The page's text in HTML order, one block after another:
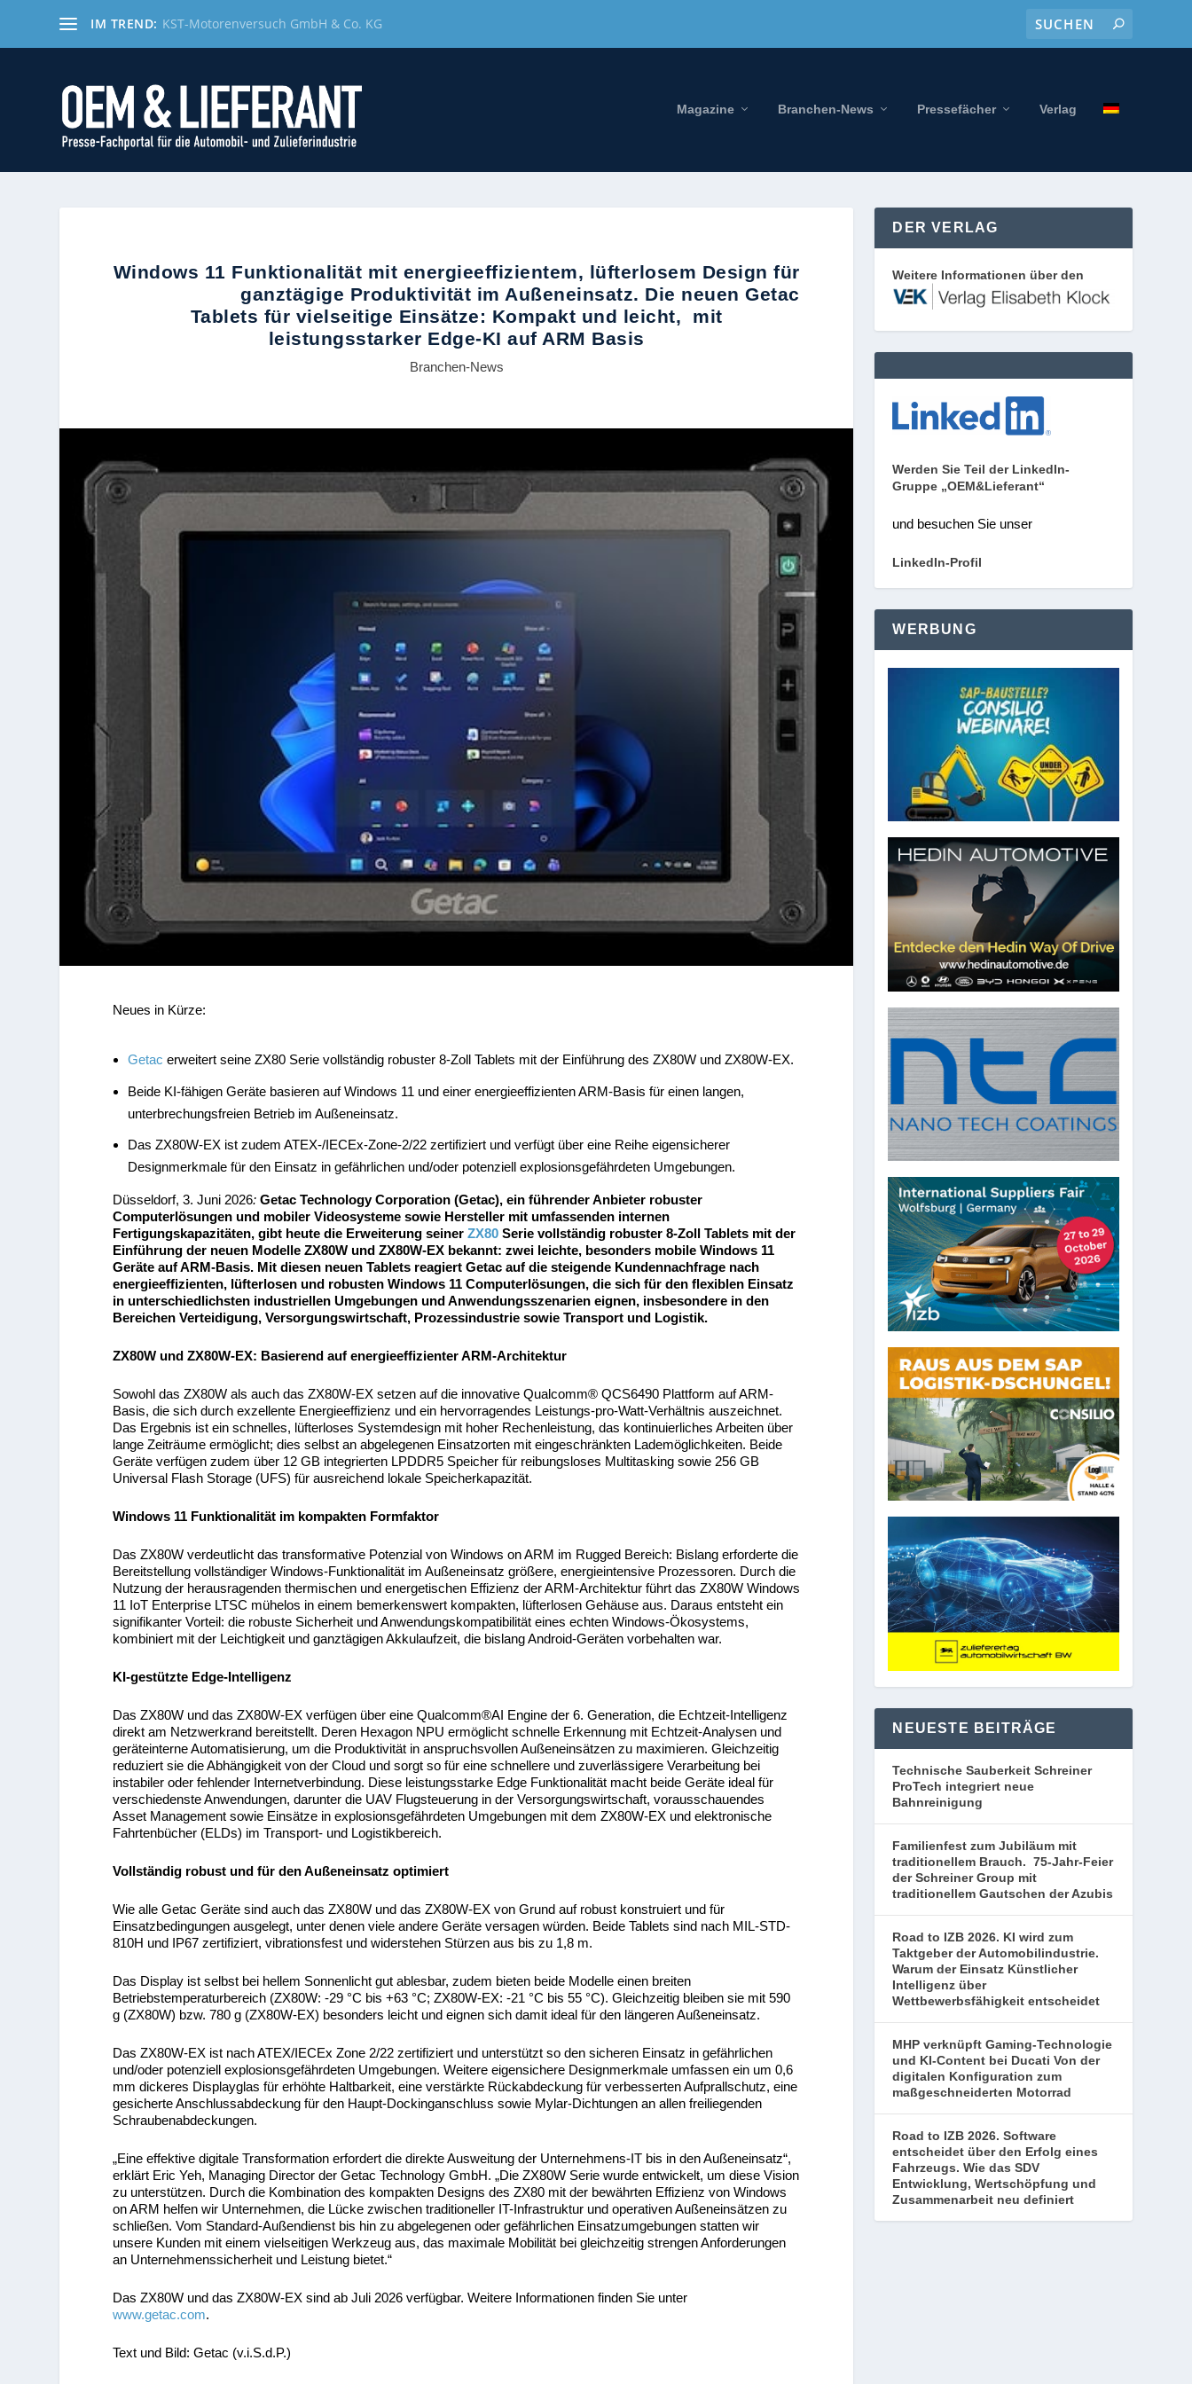
IM TREND: KST-Motorenversuch GmbH & Co. KG
Magazine Branchen-News Pressefächer Verlag
Windows 11 Funktionalität mit energieeffizientem, lüfterlosem Design für
ganztägige Produktivität im Außeneinsatz. Die neuen Getac
Tablets für vielseitige Einsätze: Kompakt und leicht, mit
leistungsstarker Edge-KI auf ARM Basis
Branchen-News
Neues in Kürze:
Getac erweitert seine ZX80 Serie vollständig robuster 8-Zoll Tablets mit der Einführung des ZX80W und ZX80W-EX.
Beide KI-fähigen Geräte basieren auf Windows 11 und einer energieeffizienten ARM-Basis für einen langen,
unterbrechungsfreien Betrieb im Außeneinsatz.
Das ZX80W-EX ist zudem ATEX-/IECEx-Zone-2/22 zertifiziert und verfügt über eine Reihe eigensicherer
Designmerkmale für den Einsatz in gefährlichen und/oder potenziell explosionsgefährdeten Umgebungen.
Düsseldorf, 3. Juni 2026:Getac Technology Corporation (Getac), ein führender Anbieter robuster
Computerlösungen und mobiler Videosysteme sowie Hersteller mit umfassenden internen
Fertigungskapazitäten, gibt heute die Erweiterung seinerZX80 Serie vollständig robuster 8-Zoll Tablets mit der
Einführung der neuen Modelle ZX80W und ZX80W-EX bekannt: zwei leichte, besonders mobile Windows 11
Geräte auf ARM-Basis. Mit diesen neuen Tablets reagiert Getac auf die steigende Kundennachfrage nach
energieeffizienten, lüfterlosen und robusten Windows 11 Computerlösungen, die sich für den flexiblen Einsatz
in unterschiedlichsten industriellen Umgebungen und Anwendungsszenarien eignen, insbesondere in den
Bereichen Verteidigung, Versorgungswirtschaft, Prozessindustrie sowie Transport und Logistik.
ZX80W und ZX80W-EX: Basierend auf energieeffizienter ARM-Architektur
Sowohl das ZX80W als auch das ZX80W-EX setzen auf die innovative Qualcomm® QCS6490 Plattform auf ARM-
Basis, die sich durch exzellente Energieeffizienz und ein hervorragendes Leistungs-pro-Watt-Verhältnis auszeichnet.
Das Ergebnis ist ein schnelles, lüfterloses Systemdesign mit hoher Rechenleistung, das kontinuierliches Arbeiten über
lange Zeiträume ermöglicht; dies selbst an abgelegenen Einsatzorten mit eingeschränkten Lademöglichkeiten. Beide
Geräte verfügen zudem über 12 GB integrierten LPDDR5 Speicher für reibungsloses Multitasking sowie 256 GB
Universal Flash Storage (UFS) für ausreichend lokale Speicherkapazität.
Windows 11 Funktionalität im kompakten Formfaktor
Das ZX80W verdeutlicht das transformative Potenzial von Windows on ARM im Rugged Bereich: Bislang erforderte die
Bereitstellung vollständiger Windows-Funktionalität im Außeneinsatz größere, energieintensive Prozessoren. Durch die
Nutzung der herausragenden thermischen und energetischen Effizienz der ARM-Architektur führt das ZX80W Windows
11 IoT Enterprise LTSC mühelos in einem bemerkenswert kompakten, lüfterlosen Gehäuse aus. Daraus entsteht ein
signifikanter Vorteil: die robuste Sicherheit und Anwendungskompatibilität eines echten Windows-Ökosystems,
kombiniert mit der Leichtigkeit und ganztägigen Akkulaufzeit, die bislang Android-Geräten vorbehalten war.
KI-gestützte Edge-Intelligenz
Das ZX80W und das ZX80W-EX verfügen über eine Qualcomm®AI Engine der 6. Generation, die Echtzeit-Intelligenz
direkt am Netzwerkrand bereitstellt. Deren Hexagon NPU ermöglicht schnelle Erkennung mit Echtzeit-Analysen und
geräteinterne Automatisierung, um die Produktivität in anspruchsvollen Außeneinsätzen zu maximieren. Gleichzeitig
reduziert sie die Abhängigkeit von der Cloud und sorgt so für eine schnellere und zuverlässigere Verarbeitung bei
instabiler oder fehlender Internetverbindung. Diese leistungsstarke Edge Funktionalität macht beide Geräte ideal für
verschiedenste Anwendungen, darunter die UAV Flugsteuerung in der Versorgungswirtschaft, vorausschauendes
Asset Management sowie Einsätze in explosionsgefährdeten Umgebungen mit dem ZX80W-EX und elektronische
Fahrtenbücher (ELDs) im Transport- und Logistikbereich.
Vollständig robust und für den Außeneinsatz optimiert
Wie alle Getac Geräte sind auch das ZX80W und das ZX80W-EX von Grund auf robust konstruiert und für
Einsatzbedingungen ausgelegt, unter denen viele andere Geräte versagen würden. Beide Tablets sind nach MIL-STD-
810H und IP67 zertifiziert, vibrationsfest und widerstehen Stürzen aus bis zu 1,8 m.
Das Display ist selbst bei hellem Sonnenlicht gut ablesbar, zudem bieten beide Modelle einen breiten
Betriebstemperaturbereich (ZX80W: -29 °C bis +63 °C; ZX80W-EX: -21 °C bis 55 °C). Gleichzeitig bleiben sie mit 590
g (ZX80W) bzw. 780 g (ZX80W-EX) besonders leicht und eignen sich damit ideal für den längeren Außeneinsatz.
Das ZX80W-EX ist nach ATEX/IECEx Zone 2/22 zertifiziert und unterstützt so den sicheren Einsatz in gefährlichen
und/oder potenziell explosionsgefährdeten Umgebungen. Weitere eigensichere Designmerkmale umfassen ein um 0,6
mm dickeres Displayglas für erhöhte Haltbarkeit, eine verstärkte Rückabdeckung für verbesserten Aufprallschutz, eine
gesicherte Anschlussabdeckung für den Haupt-Dockinganschluss sowie Mylar-Dichtungen an allen freiliegenden
Schraubenabdeckungen.
„Eine effektive digitale Transformation erfordert die direkte Ausweitung der Unternehmens-IT bis in den Außeneinsatz“,
erklärt Eric Yeh, Managing Director der Getac Technology GmbH. „Die ZX80W Serie wurde entwickelt, um diese Vision
zu unterstützen. Durch die Kombination des kompakten Designs des ZX80 mit der bewährten Effizienz von Windows
on ARM helfen wir Unternehmen, die Lücke zwischen traditioneller IT-Infrastruktur und operativen Außeneinsätzen zu
schließen. Vom Standard-Außendienst bis hin zu abgelegenen oder gefährlichen Einsatzumgebungen statten wir
unsere Kunden mit einem vielseitigen Werkzeug aus, das maximale Mobilität bei gleichzeitig strengen Anforderungen
an Unternehmenssicherheit und Leistung bietet.“
Das ZX80W und das ZX80W-EX sind ab Juli 2026 verfügbar. Weitere Informationen finden Sie unter
www.getac.com.
Text und Bild: Getac (v.i.S.d.P.)
DER VERLAG
Weitere Informationen über den
Werden Sie Teil der LinkedIn-
Gruppe „OEM&Lieferant“
und besuchen Sie unser
LinkedIn-Profil
WERBUNG
NEUESTE BEITRÄGE
Technische Sauberkeit Schreiner
ProTech integriert neue
Bahnreinigung
Familienfest zum Jubiläum mit
traditionellem Brauch. 75-Jahr-Feier
der Schreiner Group mit
traditionellem Gautschen der Azubis
Road to IZB 2026. KI wird zum
Taktgeber der Automobilindustrie.
Warum der Einsatz Künstlicher
Intelligenz über
Wettbewerbsfähigkeit entscheidet
MHP verknüpft Gaming-Technologie
und KI-Content bei Ducati Von der
digitalen Konfiguration zum
maßgeschneiderten Motorrad
Road to IZB 2026. Software
entscheidet über den Erfolg eines
Fahrzeugs. Wie das SDV
Entwicklung, Wertschöpfung und
Zusammenarbeit neu definiert